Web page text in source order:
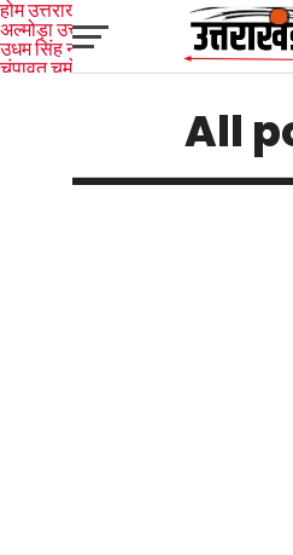
होमउत्तराखंड
अल्मोड़ाउत्तरकाशी
उधम सिंह नगर
चंपावतचमोलीटिहरी
All